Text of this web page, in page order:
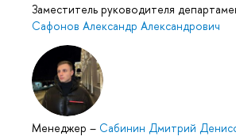
Заместитель руководителя
Сафонов Александр Александрович
Менеджер – Сабинин Дмитрий